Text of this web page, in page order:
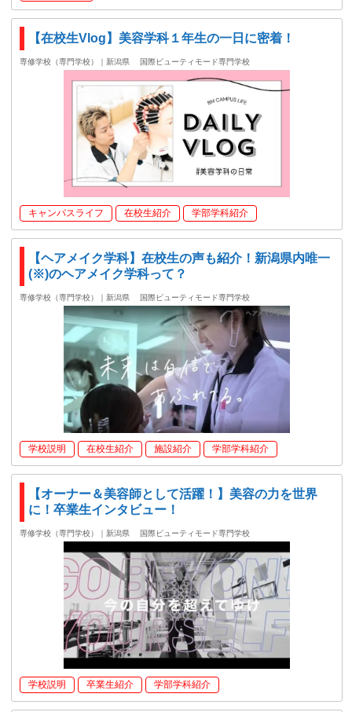
【在校生Vlog】美容学科１年生の一日に密着！
専修学校（専門学校）｜新潟県 国際ビューティモード専門学校
キャンパスライフ 在校生紹介 学部学科紹介
【ヘアメイク学科】在校生の声も紹介！新潟県内唯一
(※)のヘアメイク学科って？
専修学校（専門学校）｜新潟県 国際ビューティモード専門学校
学校説明 在校生紹介 施設紹介 学部学科紹介
【オーナー＆美容師として活躍！】美容の力を世界
に！卒業生インタビュー！
専修学校（専門学校）｜新潟県 国際ビューティモード専門学校
学校説明 卒業生紹介 学部学科紹介